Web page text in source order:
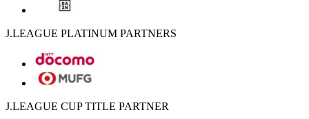
J.LEAGUE PLATINUM PARTNERS
J.LEAGUE CUP TITLE PARTNER